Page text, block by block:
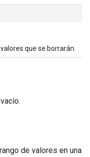
que se borrarán.
de valores en una